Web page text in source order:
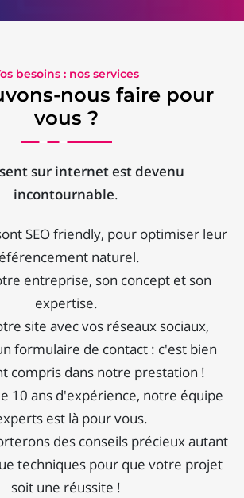
besoins : nos services
nous faire pour
vous ?
sur internet est devenu
incontournable.
SEO friendly, pour optimiser leur
naturel.
entreprise, son concept et son
expertise.
site avec vos réseaux sociaux,
formulaire de contact : c'est bien
compris dans notre prestation !
10 ans d'expérience, notre équipe
est là pour vous.
des conseils précieux autant
techniques pour que votre projet
soit une réussite !